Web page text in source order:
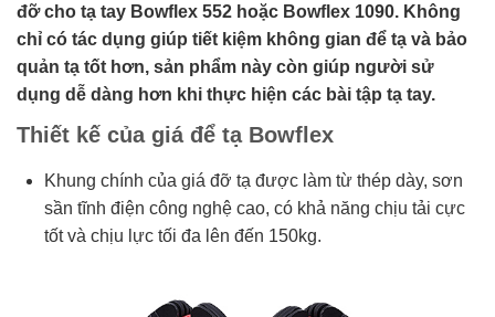
đỡ cho tạ tay Bowflex 552 hoặc Bowflex 1090. Không
chỉ có tác dụng giúp tiết kiệm không gian để tạ và bảo
quản tạ tốt hơn, sản phẩm này còn giúp người sử
dụng dễ dàng hơn khi thực hiện các bài tập tạ tay.
Thiết kế của giá để tạ Bowflex
Khung chính của giá đỡ tạ được làm từ thép dày, sơn
sần tĩnh điện công nghệ cao, có khả năng chịu tải cực
tốt và chịu lực tối đa lên đến 150kg.